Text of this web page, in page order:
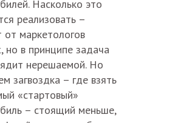
Насколько это
реализовать –
от маркетологов
но в принципе задача
нерешаемой. Но
загвоздка – где взять
«стартовый»
– стоящий меньше,